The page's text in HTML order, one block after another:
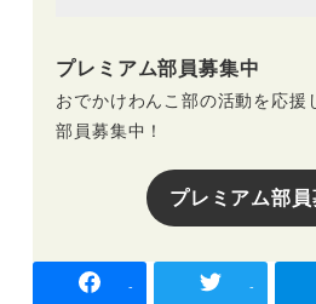
プレミアム部員募集中
おでかけわんこ部の活動を応援
部員募集中！
プレミアム部
- -